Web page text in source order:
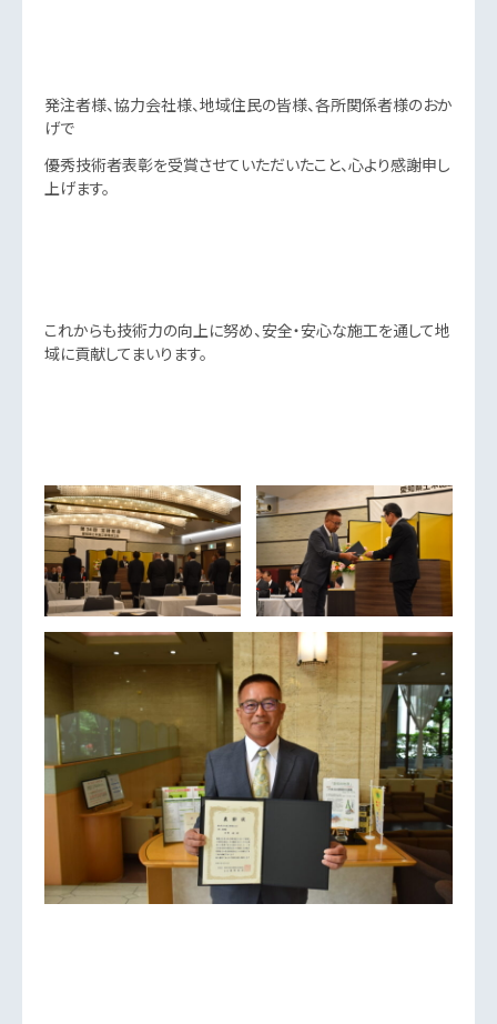
発注者様、協力会社様、地域住民の皆様、各所関係者様のおか
げで
優秀技術者表彰を受賞させていただいたこと、心より感謝申し
上げます。
これからも技術力の向上に努め、安全・安心な施工を通して地
域に貢献してまいります。